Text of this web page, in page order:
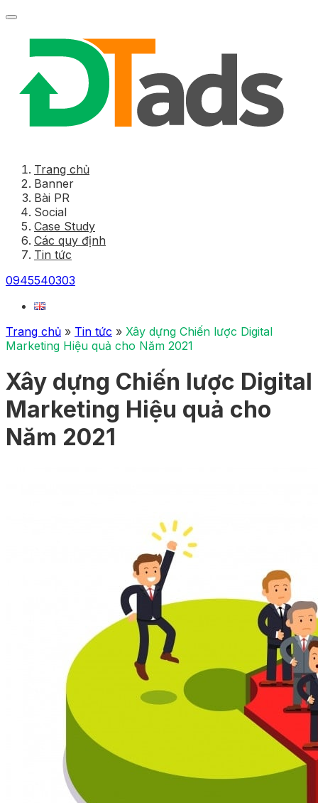
Trang chủ
Banner
Bài PR
Social
Case Study
Các quy định
Tin tức
0945540303
Trang chủ » Tin tức » Xây dựng Chiến lược Digital
Marketing Hiệu quả cho Năm 2021
Xây dựng Chiến lược Digital
Marketing Hiệu quả cho
Năm 2021